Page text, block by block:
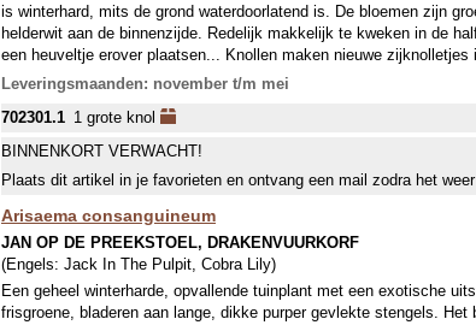
is winterhard, mits de grond waterdoorlatend is. De bloemen zijn
helderwit aan de binnenzijde. Redelijk makkelijk te kweken in de
een heuveltje erover plaatsen... Knollen maken nieuwe zijknolletjes
Leveringsmaanden: november t/m mei
702301.1 1 grote knol
BINNENKORT VERWACHT!
Plaats dit artikel in je favorieten en ontvang een mail zodra het
Arisaema consanguineum
JAN OP DE PREEKSTOEL, DRAKENVUURKORF
(Engels: Jack In The Pulpit, Cobra Lily)
Een geheel winterharde, opvallende tuinplant met een exotische
frisgroene, bladeren aan lange, dikke purper gevlekte stengels. Het